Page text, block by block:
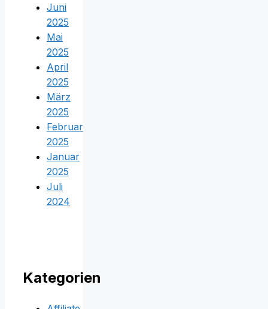
Juni
2025
Mai
2025
April
2025
März
2025
Februar
2025
Januar
2025
Juli
2024
Kategorien